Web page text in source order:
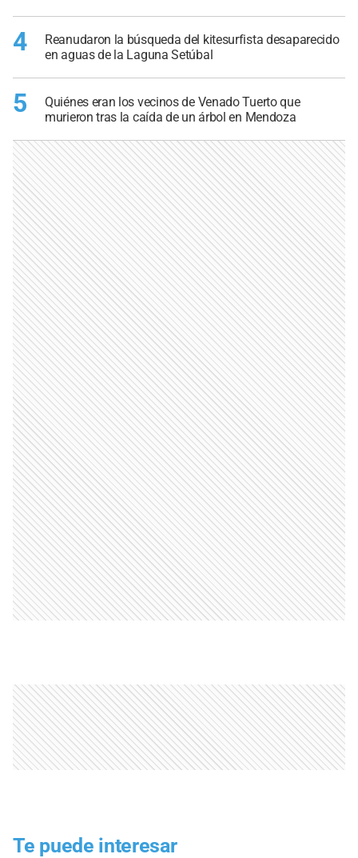
4
Reanudaron la búsqueda del kitesurfista desaparecido
en aguas de la Laguna Setúbal
5
Quiénes eran los vecinos de Venado Tuerto que
murieron tras la caída de un árbol en Mendoza
Te puede interesar